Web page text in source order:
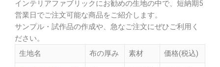
インテリアファブリックにお勧めの生地の中で、短納期5
営業日でご注文可能な商品をご紹介します。
サンプル・試作品の作成や、急なご注文にぜひご利用く
ださい。
生地名
布の厚み 素材 価格(税込)